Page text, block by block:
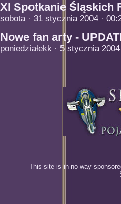
XI Spotkanie Śląskich
sobota · 31 stycznia 2004 ·
Nowe fan arty -
poniedziałekk · 5 stycznia
This site is in no way